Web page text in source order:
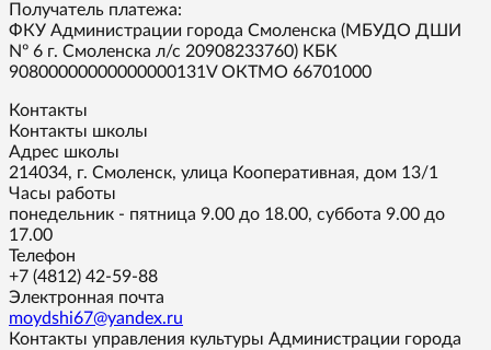
Получатель платежа:
ФКУ Администрации города Смоленска (МБУДО ДШИ
Nº 6 г. Смоленска л/с 20908233760) КБК
90800000000000000131V ОКТМО 66701000
Контакты
Контакты школы
Адрес школы
214034, г. Смоленск, улица Кооперативная, дом 13/1
Часы работы
понедельник - пятница 9.00 до 18.00, суббота 9.00 до
17.00
Телефон
+7 (4812) 42-59-88
Электронная почта
moydshi67@yandex.ru
Контакты управления культуры Администрации города